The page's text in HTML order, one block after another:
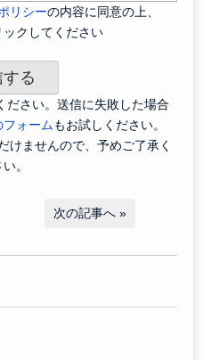
リシーの内容に同意の上、
クしてください
さい。送信に失敗した場合
フォームもお試しください。
ませんので、予めご了承く
。
次の記事へ »